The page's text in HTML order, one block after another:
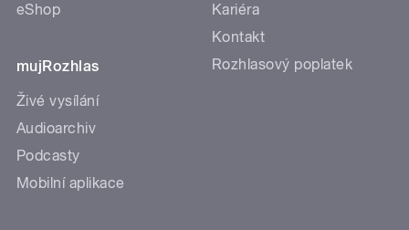
eShop
mujRozhlas
Živé vysílání
Audioarchiv
Podcasty
Mobilní aplikace
Kariéra
Kontakt
Rozhlasový poplatek